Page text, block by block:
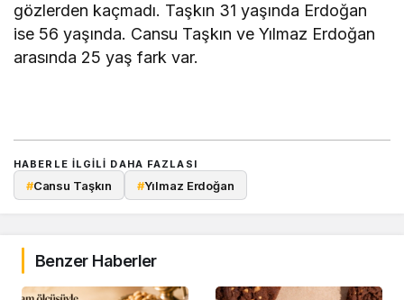
gözlerden kaçmadı. Taşkın 31 yaşında Erdoğan
ise 56 yaşında. Cansu Taşkın ve Yılmaz Erdoğan
arasında 25 yaş fark var.
HABERLE ILGILI DAHA FAZLASI
#Cansu Taşkın #Yılmaz Erdoğan
Benzer Haberler